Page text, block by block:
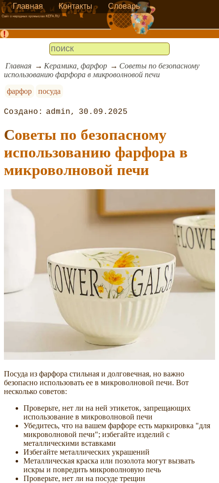
Главная Контакты Словарь
Главная Керамика, фарфор
Советы по безопасному
использованию фарфора в микроволновой печи
фарфор
посуда
admin 30.09.2025
Советы по безопасному
использованию фарфора в
микроволновой печи
Посуда из фарфора стильная и долговечная, но важно
безопасно использовать ее в микроволновой печи. Вот
несколько советов:
Проверьте, нет ли на ней этикеток, запрещающих
использование в микроволновой печи
Убедитесь, что на вашем фарфоре есть маркировка "для
микроволновой печи"; избегайте изделий с
металлическими вставками
Избегайте металлических украшений
Металлическая краска или позолота могут вызвать
искры и повредить микроволновую печь
Проверьте, нет ли на посуде трещин